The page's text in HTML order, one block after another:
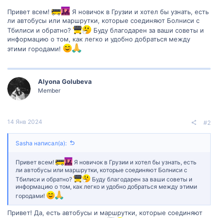
Привет всем!
Я новичок в Грузии и хотел бы узнать, есть
ли автобусы или маршрутки, которые соединяют Болниси с
Тбилиси и обратно?
Буду благодарен за ваши советы и
информацию о том, как легко и удобно добраться между
этими городами!
Alyona Golubeva
Member
14 Янв 2024 #2
Sasha написал(а):
Привет всем!
Я новичок в Грузии и хотел бы узнать, есть
ли автобусы или маршрутки, которые соединяют Болниси с
Тбилиси и обратно?
Буду благодарен за ваши советы и
информацию о том, как легко и удобно добраться между этими
городами!
Привет! Да, есть автобусы и маршрутки, которые соединяют